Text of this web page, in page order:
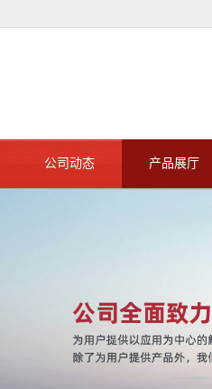
公司动态 产品展厅